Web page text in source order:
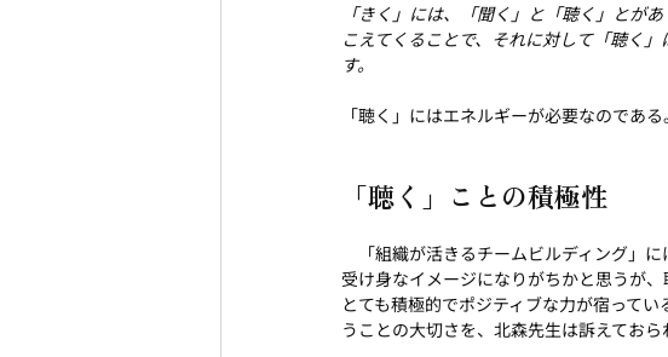
「きく」には、「聞く」と「聴く」とが
こえてくることで、それに対して「聴く
す。
「聴く」にはエネルギーが必要なのである。
「聴く」ことの積極性
「組織が活きるチームビルディング」
受け身なイメージになりがちかと思うが
とても積極的でポジティブな力が宿って
うことの大切さを、北森先生は訴えておら